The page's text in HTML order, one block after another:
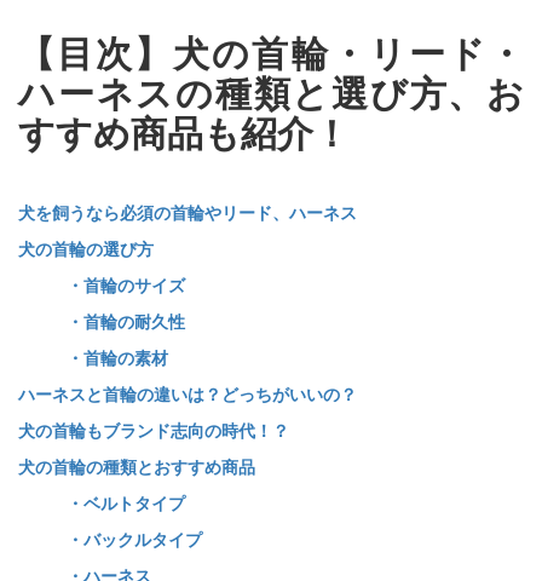
【目次】犬の首輪・リード・
ハーネスの種類と選び方、お
すすめ商品も紹介！
犬を飼うなら必須の首輪やリード、ハーネス
犬の首輪の選び方
・首輪のサイズ
・首輪の耐久性
・首輪の素材
ハーネスと首輪の違いは？どっちがいいの？
犬の首輪もブランド志向の時代！？
犬の首輪の種類とおすすめ商品
・ベルトタイプ
・バックルタイプ
・ハーネス